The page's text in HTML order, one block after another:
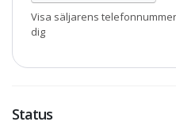
Visa säljarens
dig
Status